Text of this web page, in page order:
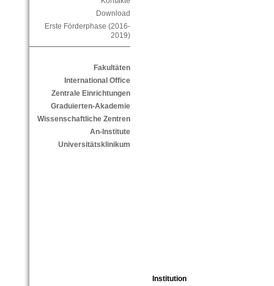
Download
Erste Förderphase (2016-
2019)
Fakultäten
International Office
Zentrale Einrichtungen
Graduierten-Akademie
Wissenschaftliche Zentren
An-Institute
Universitätsklinikum
Institution